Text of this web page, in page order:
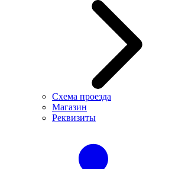
Схема проезда
Магазин
Реквизиты